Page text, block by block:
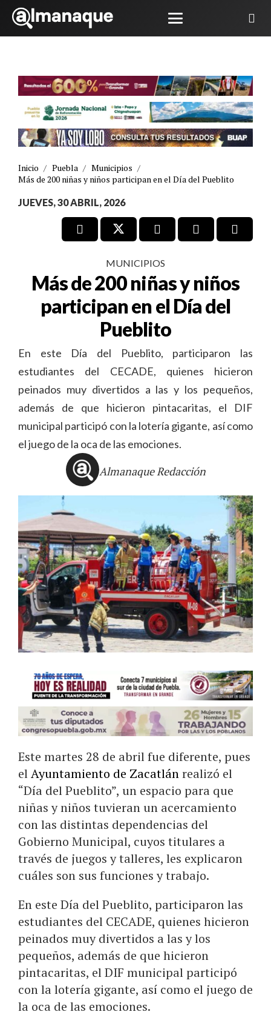
Inicio / Puebla / Municipios /
Más de 200 niñas y niños participan en el Día del Pueblito
JUEVES, 30 ABRIL, 2026
MUNICIPIOS
Más de 200 niñas y niños
participan en el Día del
Pueblito
En este Día del Pueblito, participaron las
estudiantes del CECADE, quienes hicieron
peinados muy divertidos a las y los pequeños,
además de que hicieron pintacaritas, el DIF
municipal participó con la lotería gigante, así como
el juego de la oca de las emociones.
Almanaque Redacción
Este martes 28 de abril fue diferente, pues
elAyuntamiento de Zacatlánrealizó el
“Día del Pueblito”, un espacio para que
niñas y niños tuvieran un acercamiento
con las distintas dependencias del
Gobierno Municipal, cuyos titulares a
través de juegos y talleres, les explicaron
cuáles son sus funciones y trabajo.
En este Día del Pueblito, participaron las
estudiantes del CECADE, quienes hicieron
peinados muy divertidos a las y los
pequeños, además de que hicieron
pintacaritas, el DIF municipal participó
con la lotería gigante, así como el juego de
la oca de las emociones.